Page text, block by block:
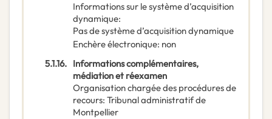
Informations sur le système d’acquisition
dynamique:
Pas de système d’acquisition dynamique
Enchère électronique: non
5.1.16. Informations complémentaires,
médiation et réexamen
Organisation chargée des procédures de
recours: Tribunal administratif de
Montpellier